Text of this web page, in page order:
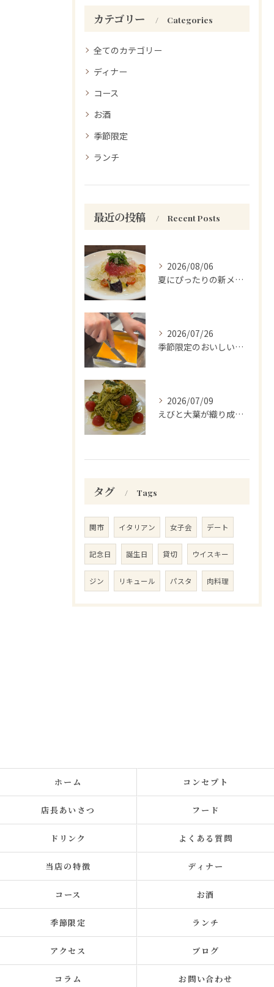
カテゴリー Categories
全てのカテゴリー
ディナー
コース
お酒
季節限定
ランチ
最近の投稿 Recent Posts
2026/08/06
夏にぴったりの新メニューをお試しください。
2026/07/26
季節限定のおいしい驚き！
2026/07/09
えびと大葉が織り成す至福のひととき。
タグ Tags
関市 イタリアン 女子会 デート
記念日 誕生日 貸切 ウイスキー
ジン リキュール パスタ 肉料理
ホーム コンセプト
店長あいさつ フード
ドリンク よくある質問
当店の特徴 ディナー
コース お酒
季節限定 ランチ
アクセス ブログ
コラム お問い合わせ